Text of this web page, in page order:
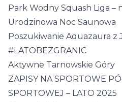
Park Wodny Squash Liga –
Urodzinowa Noc Saunowa
Poszukiwanie Aquazaura z
#LATOBEZGRANIC
Aktywne Tarnowskie Góry
ZAPISY NA SPORTOWE
SPORTOWEJ – LATO 2025